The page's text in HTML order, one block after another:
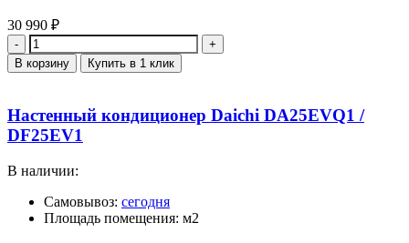
30 990 ₽
Количество
В корзину Купить в 1 клик
Настенный кондиционер Daichi DA25EVQ1 /
DF25EV1
В наличии:
Самовывоз: сегодня
Площадь помещения: м2